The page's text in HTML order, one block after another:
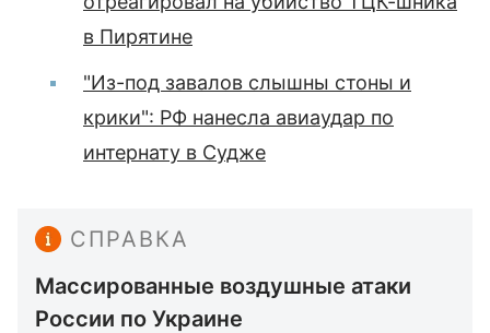
в Пирятине
"Из-под завалов слышны стоны и
крики": РФ нанесла авиаудар по
интернату в Судже
СПРАВКА
Массированные воздушные атаки
России по Украине